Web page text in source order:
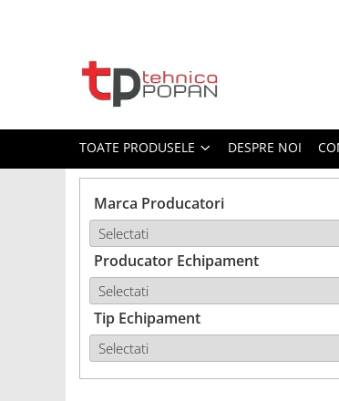
Toate Produsele
1.1. Cabina & Caroserie
1.1.2. Piese caroserie
1.1.3. Embleme & Abtibilduri
1.1.4. Climatizare si accesorii
Puncte si mecanism de ridicare
TOATE PRODUSELE DESPRE NOI
Marca Producatori
Producator Echipament
Tip Echipament